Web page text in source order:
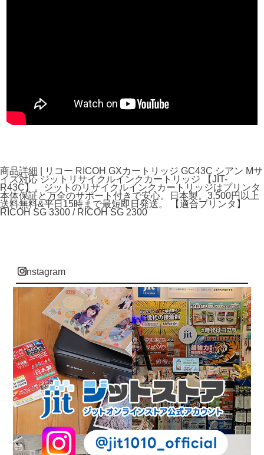
商品詳細 | リコー RICOH GXカートリッジ GC43C シアン Mサ
イズ対応 ジットリサイクルインクカートリッジ 【JIT-
R43C】。ジットのリサイクルインクカートリッジはプリンタ
本体保証と万全のサポート付きで安心。日本製。3,500円以上
送料無料&平日15時まで最短即日発送。 【適合プリンタ】
RICOH SG 3300 / RICOH SG 2300
instagram